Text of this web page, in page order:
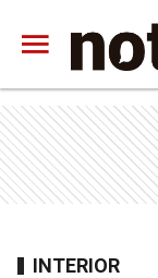
INTERIOR